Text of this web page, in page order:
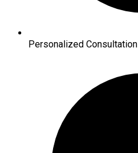
Personalized Consultation